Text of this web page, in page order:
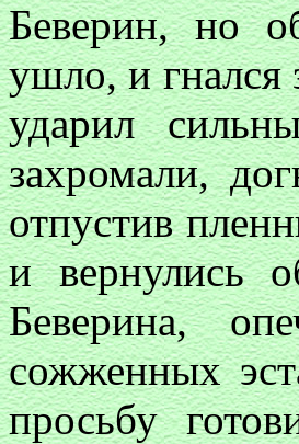
Беверин, но
ушло, и гнался
ударил
захромали,
отпустив
и вернулись
Беверина,
сожженных
просьбу